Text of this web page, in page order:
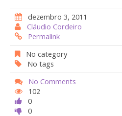
e
b
o
o
k
at
s
A
p
p
itt
er
er
st
dezembro 3, 2011
Cláudio Cordeiro
Permalink
No category
No tags
No Comments
102
0
0